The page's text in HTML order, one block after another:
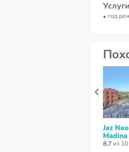
год
Jaz
8,7 из 10